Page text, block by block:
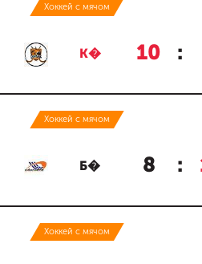
Хоккей с мячом
К� 10 :
Хоккей с мячом
Б� 8 :
Хоккей с мячом